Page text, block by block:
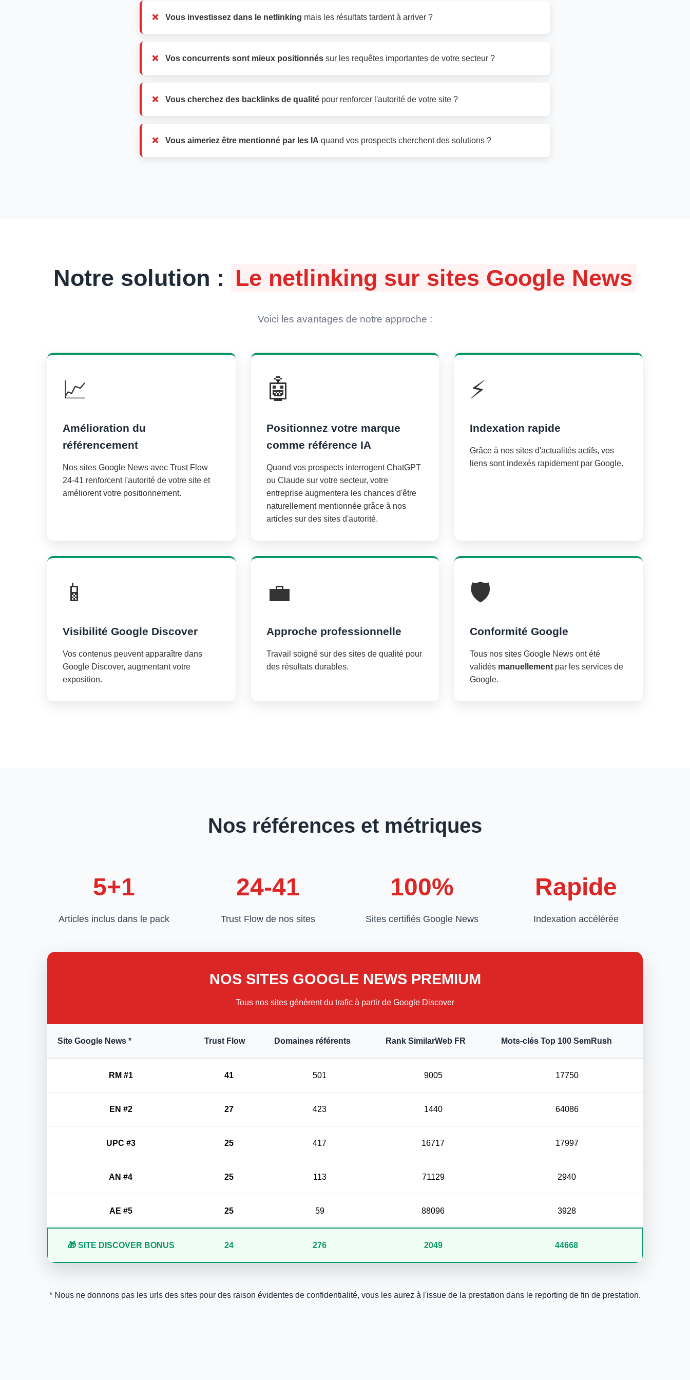
Vous investissez dans le netlinking mais les résultats tardent à arriver ?
Vos concurrents sont mieux positionnés sur les requêtes importantes de votre secteur ?
Vous cherchez des backlinks de qualité pour renforcer l'autorité de votre site ?
Vous aimeriez être mentionné par les IA quand vos prospects cherchent des solutions ?
Notre solution : Le netlinking sur sites Google News
Voici les avantages de notre approche :
📈
Amélioration du
référencement
Nos sites Google News avec Trust Flow
24-41 renforcent l'autorité de votre site et
améliorent votre positionnement.
🤖
Positionnez votre marque
comme référence IA
Quand vos prospects interrogent ChatGPT
ou Claude sur votre secteur, votre
entreprise augmentera les chances d'être
naturellement mentionnée grâce à nos
articles sur des sites d'autorité.
⚡
Indexation rapide
Grâce à nos sites d'actualités actifs, vos
liens sont indexés rapidement par Google.
📱
Visibilité Google Discover
Vos contenus peuvent apparaître dans
Google Discover, augmentant votre
exposition.
💼
Approche professionnelle
Travail soigné sur des sites de qualité pour
des résultats durables.
🛡️
Conformité Google
Tous nos sites Google News ont été
validés manuellement par les services de
Google.
Nos références et métriques
5+1
Articles inclus dans le pack
24-41
Trust Flow de nos sites
100%
Sites certifiés Google News
Rapide
Indexation accélérée
NOS SITES GOOGLE NEWS PREMIUM
Tous nos sites génèrent du trafic à partir de Google Discover
Site Google News * Trust Flow Domaines référents Rank SimilarWeb FR Mots-clés Top 100 SemRush
RM #1 41 501 9005 17750
EN #2 27 423 1440 64086
UPC #3 25 417 16717 17997
AN #4 25 113 71129 2940
AE #5 25 59 88096 3928
🎁 SITE DISCOVER BONUS 24 276 2049 44668
* Nous ne donnons pas les urls des sites pour des raison évidentes de confidentialité, vous les aurez à l'issue de la prestation dans le reporting de fin de prestation.